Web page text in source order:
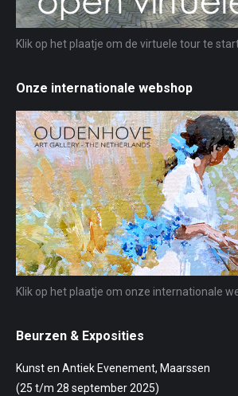
Klik op het plaatje om de virtuele tour te
Onze internationale webshop
Klik op het plaatje om onze internationale
Beurzen & Exposities
Kunst en Antiek Evenement, Maarssen
(25 t/m 28 september 2025)